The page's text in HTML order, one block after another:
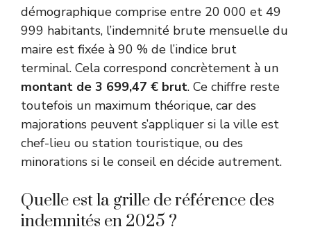
démographique comprise entre 20 000 et 49
999 habitants, l’indemnité brute mensuelle du
maire est fixée à 90 % de l’indice brut
terminal. Cela correspond concrètement à un
montant de 3 699,47 € brut. Ce chiffre reste
toutefois un maximum théorique, car des
majorations peuvent s’appliquer si la ville est
chef-lieu ou station touristique, ou des
minorations si le conseil en décide autrement.
Quelle est la grille de référence des
indemnités en 2025 ?